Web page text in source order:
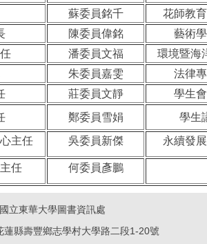
蘇委員銘千
花師教
陳委員偉銘
藝術
潘委員文福
環境暨海
朱委員嘉雯
法律
莊委員文靜
學生
鄭委員雪娟
學生
主任
吳委員新傑 永續發
任 何委員彥鵬
國立東華大學圖書資訊處
蓮縣壽豐鄉志學村大學路二段1-20號